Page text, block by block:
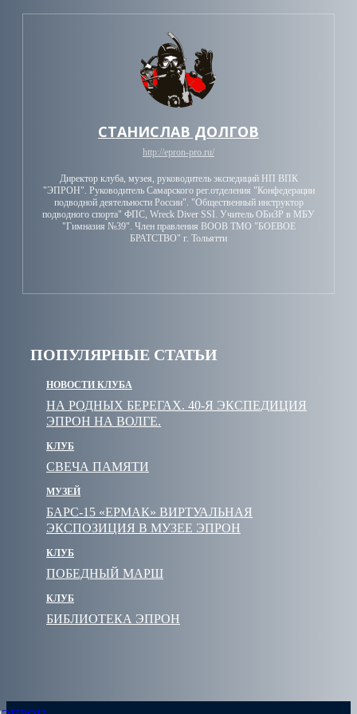
СТАНИСЛАВ ДОЛГОВ
http://epron-pro.ru/
Директор клуба, музея, руководитель экспедиций НП ВПК
"ЭПРОН". Руководитель Самарского рег.отделения "Конфедерации
подводной деятельности России". "Общественный инструктор
подводного спорта" ФПС, Wreck Diver SSI. Учитель ОБиЗР в МБУ
"Гимназия №39". Член правления ВООВ ТМО "БОЕВОЕ
БРАТСТВО" г. Тольятти
ПОПУЛЯРНЫЕ СТАТЬИ
НОВОСТИ КЛУБА
НА РОДНЫХ БЕРЕГАХ. 40-Я ЭКСПЕДИЦИЯ
ЭПРОН НА ВОЛГЕ.
КЛУБ
СВЕЧА ПАМЯТИ
МУЗЕЙ
БАРС-15 «ЕРМАК» ВИРТУАЛЬНАЯ
ЭКСПОЗИЦИЯ В МУЗЕЕ ЭПРОН
КЛУБ
ПОБЕДНЫЙ МАРШ
КЛУБ
БИБЛИОТЕКА ЭПРОН